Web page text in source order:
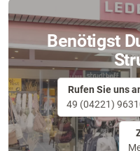
Benötigst
Rufen Sie uns
49 (04221)